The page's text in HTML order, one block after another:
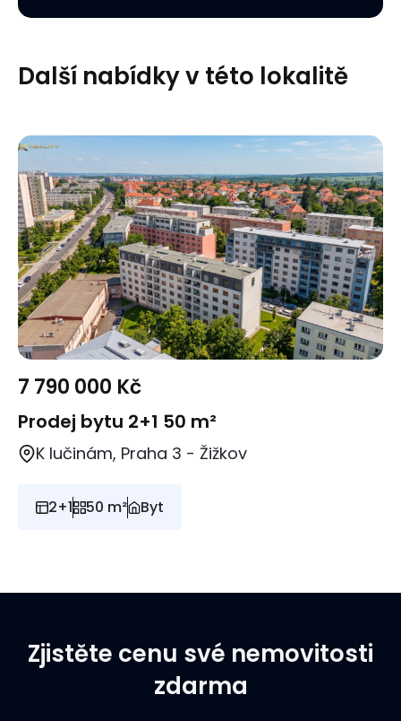
Další nabídky v této lokalitě
7 790 000 Kč
Prodej bytu 2+1 50 m²
K lučinám, Praha 3 - Žižkov
2+1 50 m² Byt
Zjistěte cenu své nemovitosti
zdarma